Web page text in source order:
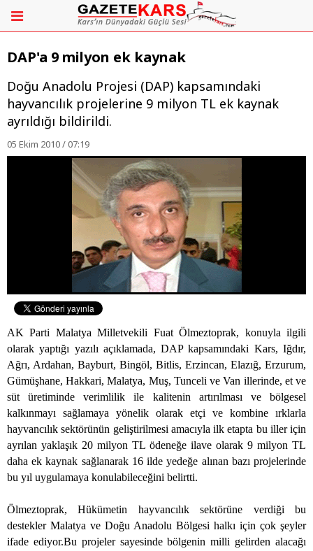
DAP'a 9 milyon ek kaynak
Doğu Anadolu Projesi (DAP) kapsamındaki
hayvancılık projelerine 9 milyon TL ek kaynak
ayrıldığı bildirildi.
05 Ekim 2010 / 07:19
AK Parti Malatya Milletvekili Fuat Ölmeztoprak, konuyla ilgili
olarak yaptığı yazılı açıklamada, DAP kapsamındaki Kars, Iğdır,
Ağrı, Ardahan, Bayburt, Bingöl, Bitlis, Erzincan, Elazığ, Erzurum,
Gümüşhane, Hakkari, Malatya, Muş, Tunceli ve Van illerinde, et ve
süt üretiminde verimlilik ile kalitenin artırılması ve bölgesel
kalkınmayı sağlamaya yönelik olarak etçi ve kombine ırklarla
hayvancılık sektörünün geliştirilmesi amacıyla ilk etapta bu iller için
ayrılan yaklaşık 20 milyon TL ödeneğe ilave olarak 9 milyon TL
daha ek kaynak sağlanarak 16 ilde yedeğe alınan bazı projelerinde
bu yıl uygulamaya konulabileceğini belirtti.
Ölmeztoprak, Hükümetin hayvancılık sektörüne verdiği bu
destekler Malatya ve Doğu Anadolu Bölgesi halkı için çok şeyler
ifade ediyor.Bu projeler sayesinde bölgenin milli gelirden alacağı